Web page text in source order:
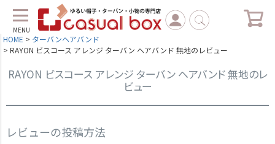
MENU
HOME
ターバンヘアバンド
RAYON ビスコース アレンジ ターバン ヘアバンド 無地のレビュー
RAYON ビスコース アレンジ ターバン ヘアバンド 無地のレ
ビュー
レビューの投稿方法